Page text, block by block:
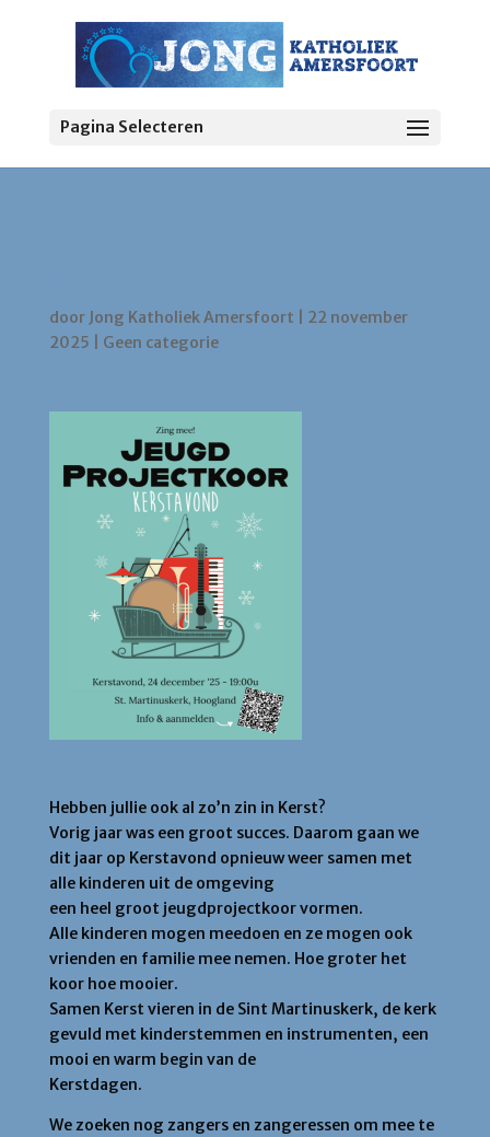
Pagina Selecteren
door Jong Katholiek Amersfoort
22 november
2025
Geen categorie
Hebben jullie ook al zo’n zin in Kerst?
Vorig jaar was een groot succes. Daarom gaan we
dit jaar op Kerstavond opnieuw weer samen met
alle kinderen uit de omgeving
een heel groot jeugdprojectkoor vormen.
Alle kinderen mogen meedoen en ze mogen ook
vrienden en familie mee nemen. Hoe groter het
koor hoe mooier.
Samen Kerst vieren in de Sint Martinuskerk, de kerk
gevuld met kinderstemmen en instrumenten, een
mooi en warm begin van de
Kerstdagen.
We zoeken nog zangers en zangeressen om mee te